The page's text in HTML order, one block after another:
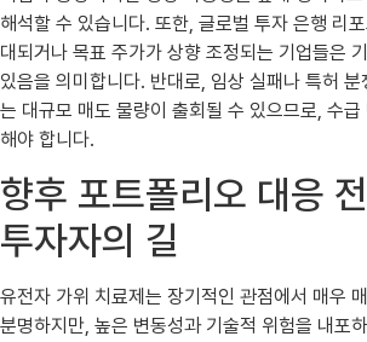
해석할 수 있습니다. 또한, 글로벌 투자 은행 리
대되거나 목표 주가가 상향 조정되는 기업들은
있음을 의미합니다. 반대로, 임상 실패나 특허 분
는 대규모 매도 물량이 출회될 수 있으므로, 수
해야 합니다.
향후 포트폴리오 대응
투자자의 길
유전자 가위 치료제는 장기적인 관점에서 매우
분명하지만, 높은 변동성과 기술적 위험을 내포